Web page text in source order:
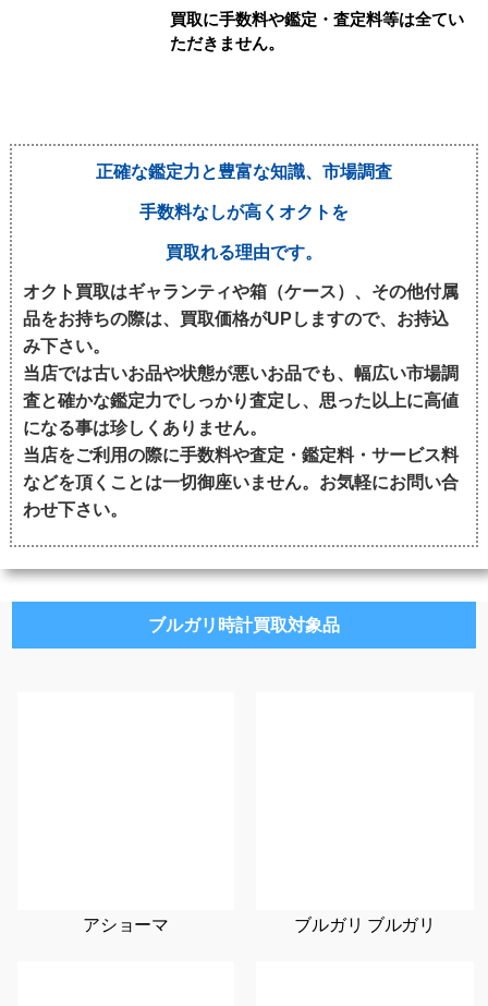
買取に手数料や鑑定・査定料等は全てい
ただきません。
正確な鑑定力と豊富な知識、市場調査
手数料なしが高くオクトを
買取れる理由です。
オクト買取はギャランティや箱（ケース）、その他付属
品をお持ちの際は、買取価格がUPしますので、お持込
み下さい。
当店では古いお品や状態が悪いお品でも、幅広い市場調
査と確かな鑑定力でしっかり査定し、思った以上に高値
になる事は珍しくありません。
当店をご利用の際に手数料や査定・鑑定料・サービス料
などを頂くことは一切御座いません。お気軽にお問い合
わせ下さい。
ブルガリ時計買取対象品
アショーマ ブルガリ ブルガリ